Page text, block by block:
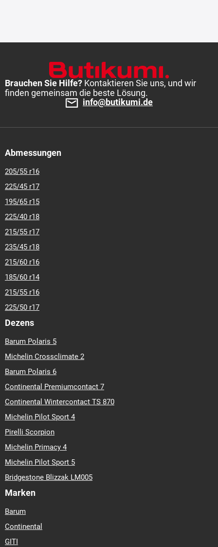
Brauchen Sie Hilfe? Kontaktieren Sie uns, und wir
finden gemeinsam die beste Lösung.
info@butikumi.de
Abmessungen
205/55 r16
225/45 r17
195/65 r15
225/40 r18
215/55 r17
235/45 r18
215/60 r16
185/60 r14
215/55 r16
225/50 r17
Dezens
Barum Polaris 5
Michelin Crossclimate 2
Barum Polaris 6
Continental Premiumcontact 7
Continental Wintercontact TS 870
Michelin Pilot Sport 4
Pirelli Scorpion
Michelin Primacy 4
Michelin Pilot Sport 5
Bridgestone Blizzak LM005
Marken
Barum
Continental
GITI